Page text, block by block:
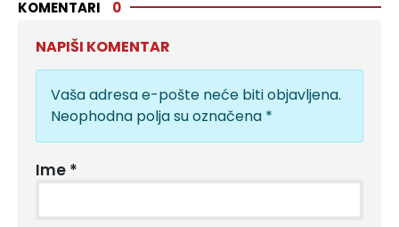
KOMENTARI 0
NAPIŠI KOMENTAR
Vaša adresa e-pošte neće biti objavljena.
Neophodna polja su označena *
Ime *